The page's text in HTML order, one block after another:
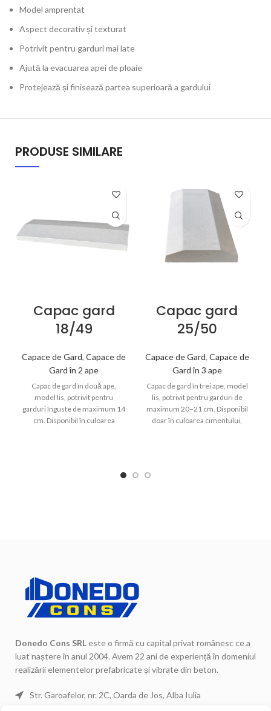
Model amprentat
Aspect decorativ și texturat
Potrivit pentru garduri mai late
Ajută la evacuarea apei de ploaie
Protejează și finisează partea superioară a gardului
PRODUSE SIMILARE
Capac gard
18/49
Capace de Gard, Capace de
Gard în 2 ape
Capac de gard în două ape,
model lis, potrivit pentru
garduri înguste de maximum 14
cm. Disponibil în culoarea
Capac gard
25/50
Capace de Gard, Capace de
Gard în 3 ape
Capac de gard în trei ape, model
lis, potrivit pentru garduri de
maximum 20–21 cm. Disponibil
doar în culoarea cimentului,
Donedo Cons SRLeste o firmă cu capital privat românesc ce a
luat naștere în anul 2004. Avem 22 ani de experiență în domeniul
realizării elementelor prefabricate și vibrate din beton.
Str. Garoafelor, nr. 2C, Oarda de Jos, Alba Iulia